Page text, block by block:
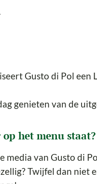
Gusto di Pol een
genieten van de
het menu staat?
media van Gusto di
Twijfel dan niet